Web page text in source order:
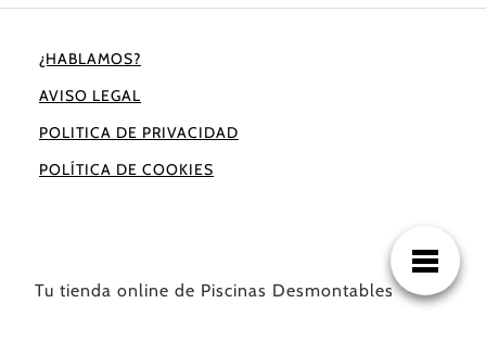
¿HABLAMOS?
AVISO LEGAL
POLITICA DE PRIVACIDAD
POLÍTICA DE COOKIES
Tu tienda online de Piscinas Desmontables